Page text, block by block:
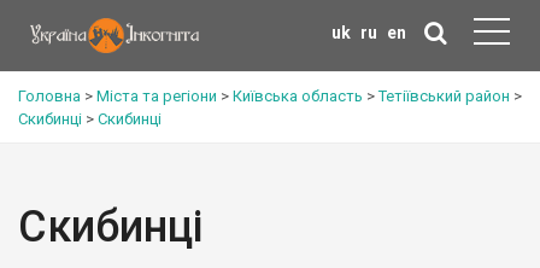
uk ru en
Головна > Міста та регіони > Київська область >Тетіївський район >
Скибинці > Скибинці
Скибинці